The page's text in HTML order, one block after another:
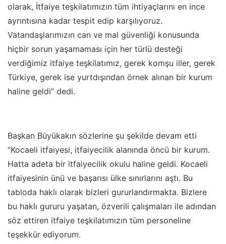
olarak, İtfaiye teşkilatımızın tüm ihtiyaçlarını en ince
ayrıntısına kadar tespit edip karşılıyoruz.
Vatandaşlarımızın can ve mal güvenliği konusunda
hiçbir sorun yaşamaması için her türlü desteği
verdiğimiz itfaiye teşkilatımız, gerek komşu iller, gerek
Türkiye, gerek ise yurtdışından örnek alınan bir kurum
haline geldi” dedi.
Başkan Büyükakın sözlerine şu şekilde devam etti
“Kocaeli itfaiyesi, itfaiyecilik alanında öncü bir kurum.
Hatta adeta bir itfaiyecilik okulu haline geldi. Kocaeli
itfaiyesinin ünü ve başarısı ülke sınırlarını aştı. Bu
tabloda haklı olarak bizleri gururlandırmakta. Bizlere
bu haklı gururu yaşatan, özverili çalışmaları ile adından
söz ettiren itfaiye teşkilatımızın tüm personeline
teşekkür ediyorum.